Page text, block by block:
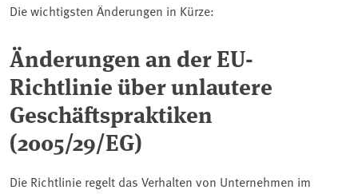
Die wichtigsten Änderungen in Kürze:
Änderungen an der EU-
Richtlinie über unlautere
Geschäftspraktiken
(2005/29/EG)
Die Richtlinie regelt das Verhalten von Unternehmen im